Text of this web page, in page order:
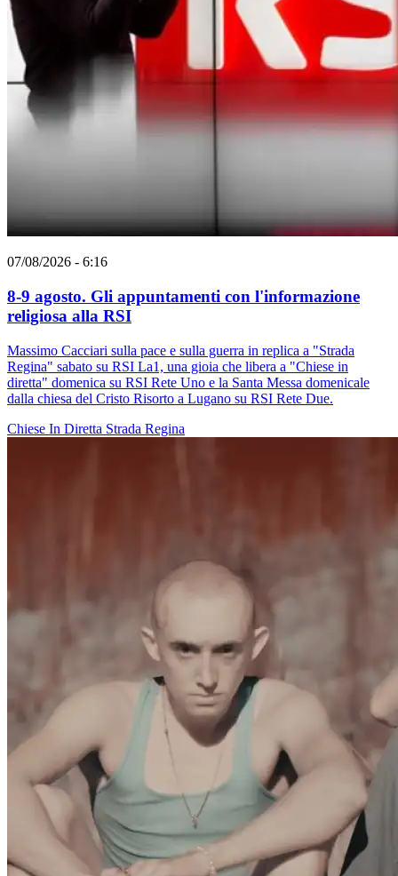
07/08/2026 - 6:16
8-9 agosto. Gli appuntamenti con l'informazione
religiosa alla RSI
Massimo Cacciari sulla pace e sulla guerra in replica a "Strada
Regina" sabato su RSI La1, una gioia che libera a "Chiese in
diretta" domenica su RSI Rete Uno e la Santa Messa domenicale
dalla chiesa del Cristo Risorto a Lugano su RSI Rete Due.
Chiese In Diretta Strada Regina